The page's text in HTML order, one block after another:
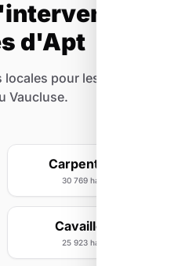
d'Apt
pour les villes
Vaucluse.
Carpentras
30 769 hab
Cavaillon
25 923 hab